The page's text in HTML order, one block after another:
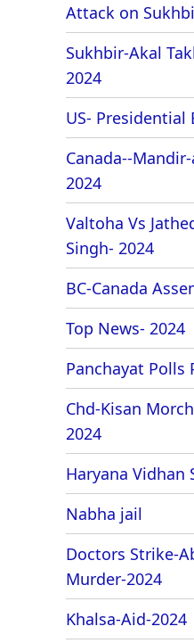
Attack on
Sukhbir-Akal
2024
US- Presidential
Canada--
2024
Valtoha Vs
Singh- 2024
BC-Canada
Top News- 2024
Panchayat Polls
Chd-Kisan
2024
Haryana Vidhan
Nabha jail
Doctors Strike-
Murder-2024
Khalsa-Aid-2024